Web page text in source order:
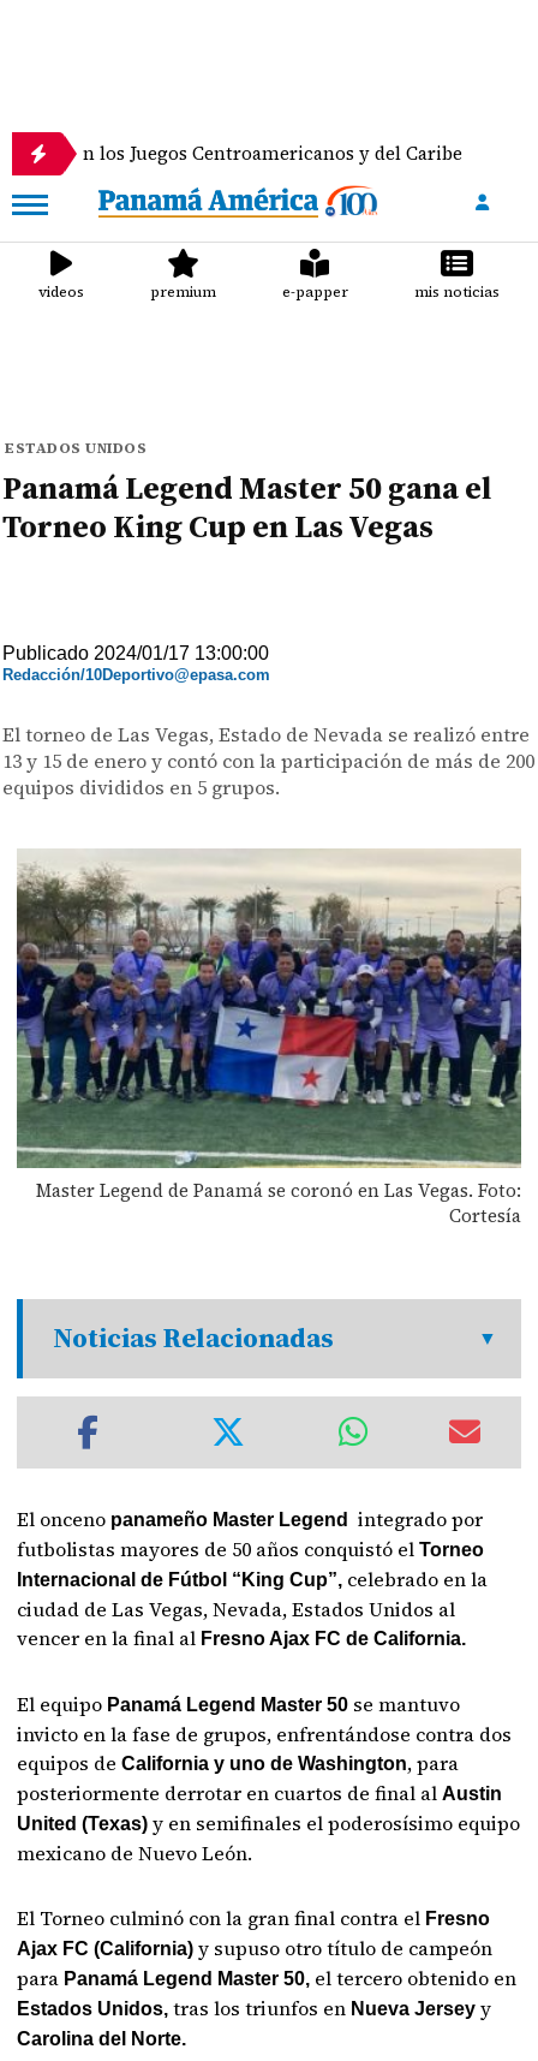
Juegos Centroamericanos y del Caribe
videos premium e-papper mis noticias
ESTADOS UNIDOS
Panamá Legend Master 50 gana el
Torneo King Cup en Las Vegas
Publicado 2024/01/17 13:00:00
Redacción/10Deportivo@epasa.com
El torneo de Las Vegas, Estado de Nevada se realizó entre
13 y 15 de enero y contó con la participación de más de 200
equipos divididos en 5 grupos.
Master Legend de Panamá se coronó en Las Vegas. Foto:
Cortesía
Noticias Relacionadas
El onceno panameño Master Legendintegrado por
futbolistas mayores de 50 años conquistó elTorneo
Internacional de Fútbol “King Cup”, celebrado en la
ciudad de Las Vegas, Nevada, Estados Unidos al
vencer en la final al Fresno Ajax FC de California.
El equipo Panamá Legend Master 50 se mantuvo
invicto en la fase de grupos, enfrentándose contra dos
equipos de California y uno de Washington, para
posteriormente derrotar en cuartos de final alAustin
United (Texas) y en semifinales el poderosísimo equipo
mexicano de Nuevo León.
El Torneo culminó con la gran final contra el Fresno
Ajax FC (California)y supuso otro título de campeón
para Panamá Legend Master 50, el tercero obtenido en
Estados Unidos, tras los triunfos en Nueva Jerseyy
Carolina del Norte.